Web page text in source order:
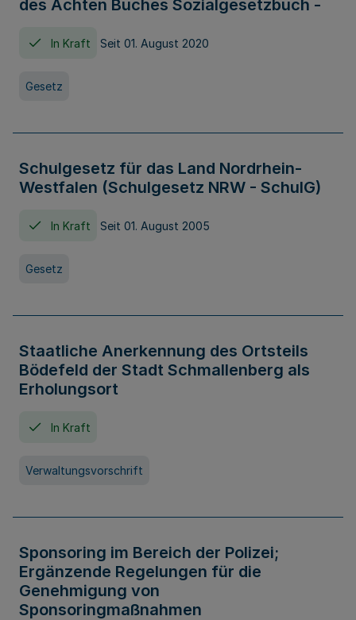
des Achten Buches Sozialgesetzbuch -
In Kraft Seit 01. August 2020
Gesetz
Schulgesetz für das Land Nordrhein-
Westfalen (Schulgesetz NRW - SchulG)
In Kraft Seit 01. August 2005
Gesetz
Staatliche Anerkennung des Ortsteils
Bödefeld der Stadt Schmallenberg als
Erholungsort
In Kraft
Verwaltungsvorschrift
Sponsoring im Bereich der Polizei;
Ergänzende Regelungen für die
Genehmigung von
Sponsoringmaßnahmen